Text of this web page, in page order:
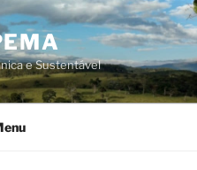
e Sustentável